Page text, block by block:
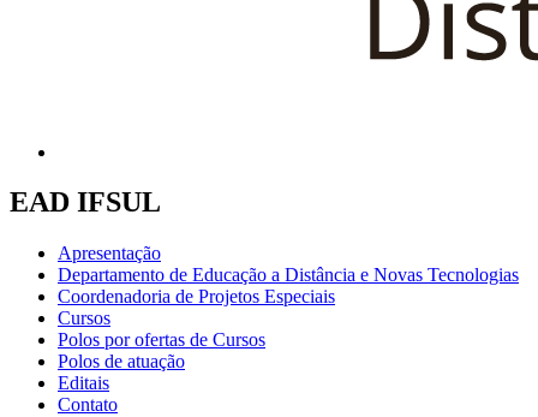
EAD IFSUL
Apresentação
Departamento de Educação a Distância e Novas Tecnologias
Coordenadoria de Projetos Especiais
Cursos
Polos por ofertas de Cursos
Polos de atuação
Editais
Contato